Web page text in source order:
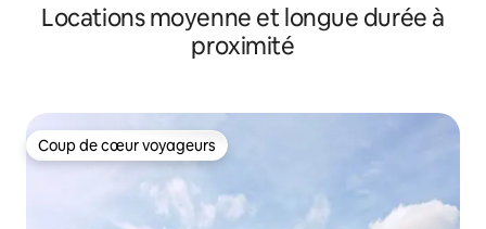
Locations moyenne et longue durée à
proximité
Coup de cœur voyageurs
Coup de cœur voyageurs